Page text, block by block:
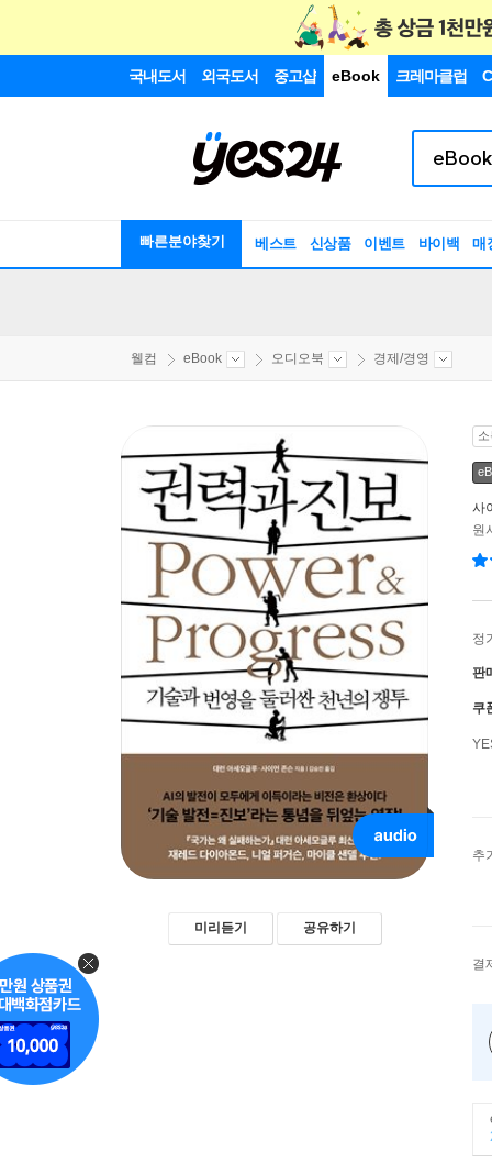
국내도서 외국도서 중고샵 eBook 크레마클럽
빠른분야찾기 베스트 신상품 이벤트 바이백 매
웰컴 eBook 오디오북 경제/경영
미리듣기 공유하기
사
원
정
판
쿠
추
결